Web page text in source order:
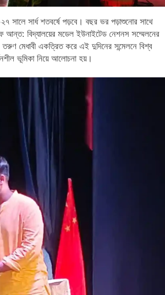
সালে সার্ধ শতবর্ষে পড়বে। বছর ভর পড়াশুনোর সাথে
আন্ত: বিদ্যালয়ের মডেল ইউনাইটেড নেশনস সম্মেলনের
মেধাবী একত্রিত করে এই দুদিনের সন্মেলনে বিশ্ব
ভূমিকা নিয়ে আলোচনা হয়।